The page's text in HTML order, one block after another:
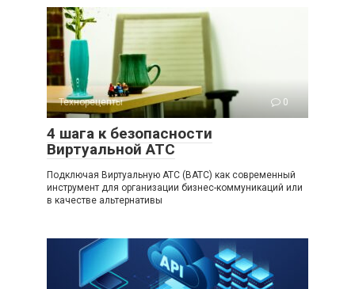
Технорецепты 0
4 шага к безопасности
Виртуальной АТС
Подключая Виртуальную АТС (ВАТС) как современный
инструмент для организации бизнес-коммуникаций или
в качестве альтернативы